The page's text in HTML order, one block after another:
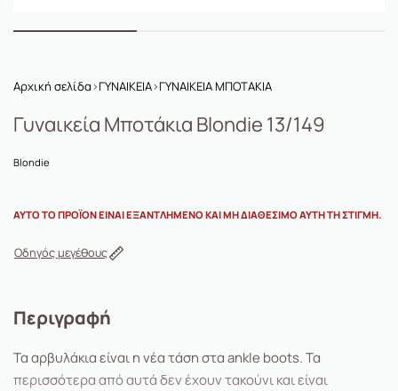
Αρχική σελίδα›ΓΥΝΑΙΚΕΙΑ›ΓΥΝΑΙΚΕΙΑ ΜΠΟΤΑΚΙΑ
Γυναικεία Μποτάκια Blondie 13/149
Blondie
ΑΥΤΌ ΤΟ ΠΡΟΪΌΝ ΕΊΝΑΙ ΕΞΑΝΤΛΗΜΈΝΟ ΚΑΙ ΜΗ ΔΙΑΘΈΣΙΜΟ ΑΥΤΉ ΤΗ ΣΤΙΓΜΉ.
Οδηγός μεγέθους
Περιγραφή
Τα αρβυλάκια είναι η νέα τάση στα ankle boots. Τα
περισσότερα από αυτά δεν έχουν τακούνι και είναι